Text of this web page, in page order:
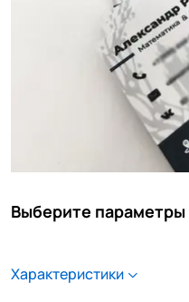
Выберите
Характеристики